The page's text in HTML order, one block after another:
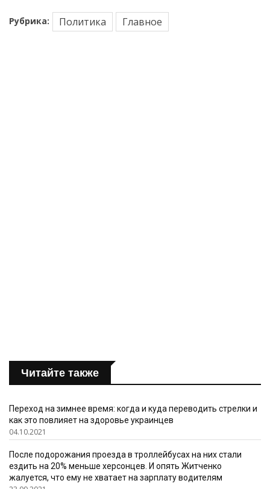
Рубрика: Политика Главное
Читайте также
Переход на зимнее время: когда и куда переводить стрелки и
как это повлияет на здоровье украинцев
04.10.2021
После подорожания проезда в троллейбусах на них стали
ездить на 20% меньше херсонцев. И опять Житченко
жалуется, что ему не хватает на зарплату водителям